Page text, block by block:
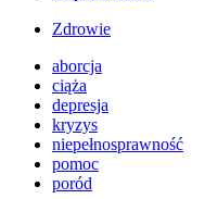
Zdrowie
aborcja
ciąża
depresja
kryzys
niepełnosprawność
pomoc
poród